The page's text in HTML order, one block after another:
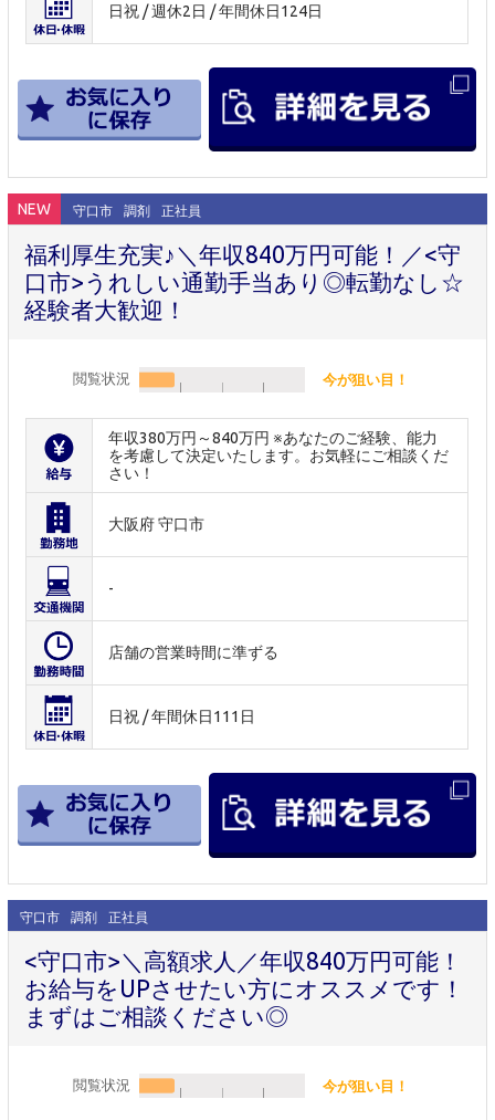
日祝 / 週休2日 / 年間休日124日
NEW 守口市 調剤 正社員
福利厚生充実♪＼年収840万円可能！／<守
口市>うれしい通勤手当あり◎転勤なし☆
経験者大歓迎！
閲覧状況 今が狙い目！
年収380万円～840万円 ※あなたのご経験、能力
を考慮して決定いたします。お気軽にご相談くだ
さい！
大阪府 守口市
-
店舗の営業時間に準ずる
日祝 / 年間休日111日
守口市 調剤 正社員
<守口市>＼高額求人／年収840万円可能！
お給与をUPさせたい方にオススメです！
まずはご相談ください◎
閲覧状況 今が狙い目！